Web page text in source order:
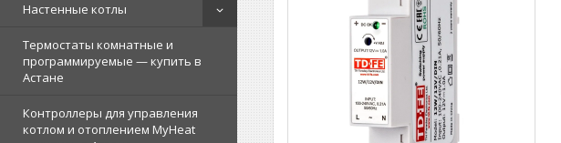
Настенные котлы
Термостаты комнатные и
программируемые — купить в
Астане
Контроллеры для управления
котлом и отоплением MyHeat